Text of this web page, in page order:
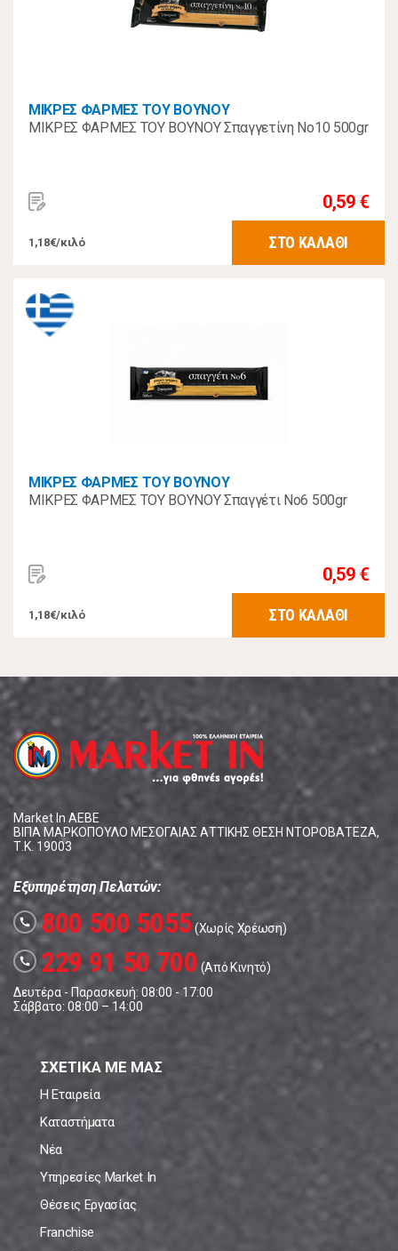
ΜΙΚΡΕΣ ΦΑΡΜΕΣ ΤΟΥ ΒΟΥΝΟΥ
ΜΙΚΡΕΣ ΦΑΡΜΕΣ ΤΟΥ ΒΟΥΝΟΥ Σπαγγετίνη Νο10 500gr
0,59 €
1,18€/κιλό ΣΤΟ ΚΑΛΑΘΙ
ΜΙΚΡΕΣ ΦΑΡΜΕΣ ΤΟΥ ΒΟΥΝΟΥ
ΜΙΚΡΕΣ ΦΑΡΜΕΣ ΤΟΥ ΒΟΥΝΟΥ Σπαγγέτι Νo6 500gr
0,59 €
1,18€/κιλό ΣΤΟ ΚΑΛΑΘΙ
Market In ΑΕΒΕ
ΒΙΠΑ ΜΑΡΚΟΠΟΥΛΟ ΜΕΣΟΓΑΙΑΣ ΑΤΤΙΚΗΣ ΘΕΣΗ ΝΤΟΡΟΒΑΤΕΖΑ,
Τ.Κ. 19003
Εξυπηρέτηση Πελατών:
call 800 500 5055(Χωρίς Χρέωση)
call 229 91 50 700 (Από Κινητό)
Δευτέρα - Παρασκευή: 08:00 - 17:00
Σάββατο: 08:00 – 14:00
ΣΧΕΤΙΚΑ ΜΕ ΜΑΣ
Η Εταιρεία
Καταστήματα
Νέα
Υπηρεσίες Market In
Θέσεις Εργασίας
Franchise